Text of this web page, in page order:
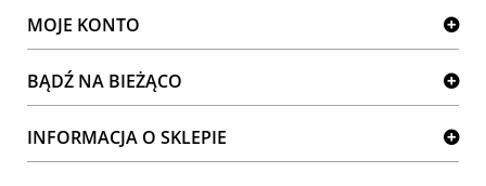
MOJE KONTO
BĄDŹ NA BIEŻĄCO
INFORMACJA O SKLEPIE